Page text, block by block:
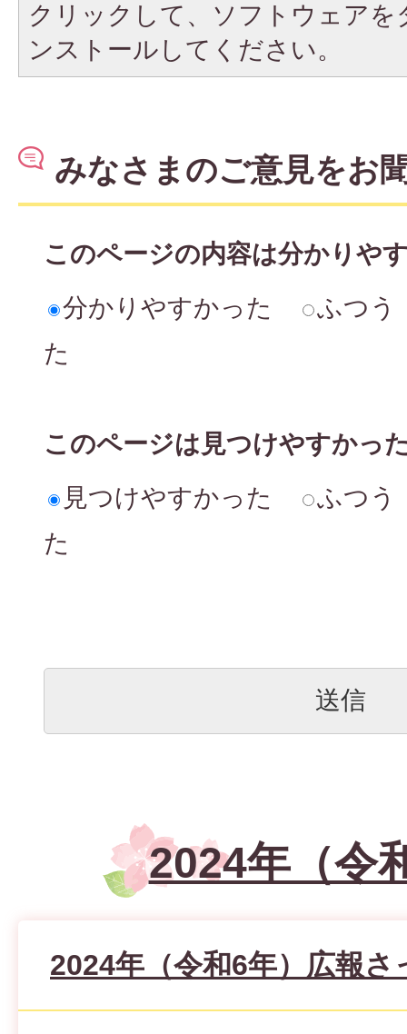
クリックして、ソフトウェア
ンストールしてください。
みなさまのご意見をお
このページの内容は分かりや
分かりやすかった
ふつう
た
このページは見つけやすかっ
見つけやすかった
ふつう
た
2024年（令
2024年（令和6年）広報さ